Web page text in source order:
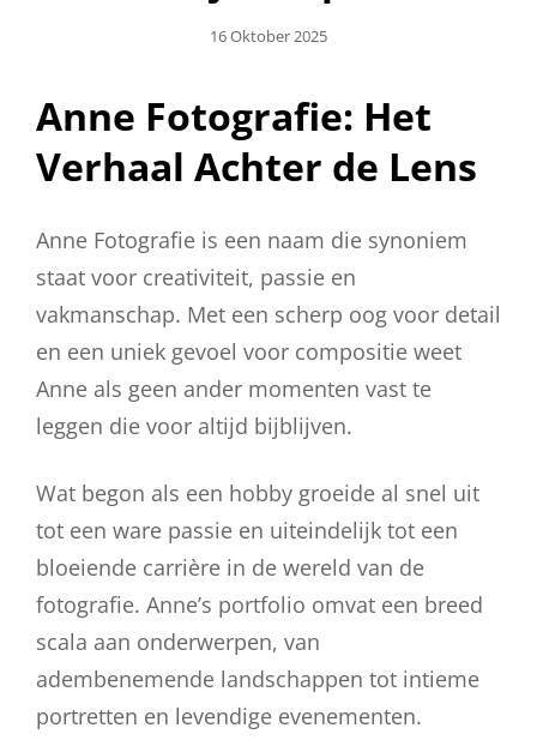
Geplaatst
16 Oktober 2025
Anne Fotografie: Het
Verhaal Achter de Lens
Anne Fotografie is een naam die synoniem
staat voor creativiteit, passie en
vakmanschap. Met een scherp oog voor detail
en een uniek gevoel voor compositie weet
Anne als geen ander momenten vast te
leggen die voor altijd bijblijven.
Wat begon als een hobby groeide al snel uit
tot een ware passie en uiteindelijk tot een
bloeiende carrière in de wereld van de
fotografie. Anne’s portfolio omvat een breed
scala aan onderwerpen, van
adembenemende landschappen tot intieme
portretten en levendige evenementen.